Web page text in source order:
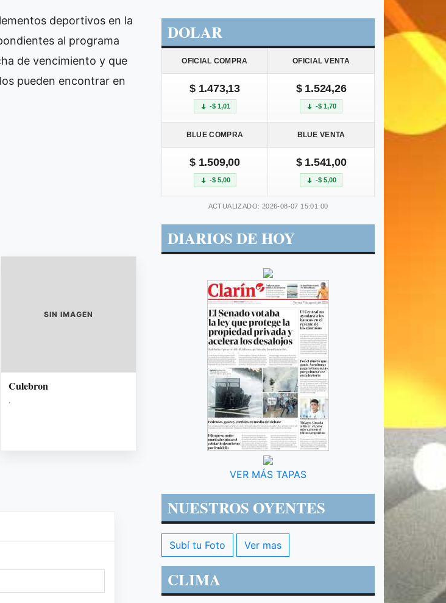
deportivos en la
al programa
de vencimiento y que
pueden encontrar en
SIN IMAGEN
Culebron
.
DOLAR
OFICIAL COMPRA OFICIAL VENTA
$ 1.473,13
-$ 1,01
$ 1.524,26
-$ 1,70
BLUE COMPRA BLUE VENTA
$ 1.509,00
-$ 5,00
$ 1.541,00
-$ 5,00
ACTUALIZADO: 2026-08-07 15:01:00
DIARIOS DE HOY
VER MÁS TAPAS
NUESTROS OYENTES
Subí tu Foto Ver mas
CLIMA